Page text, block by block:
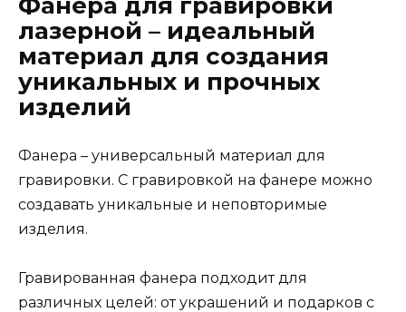
лазерной – идеальный
материал для создания
уникальных и прочных
изделий
Фанера – универсальный материал для
гравировки. С гравировкой на фанере можно
создавать уникальные и неповторимые
изделия.
Гравированная фанера подходит для
различных целей: от украшений и подарков с